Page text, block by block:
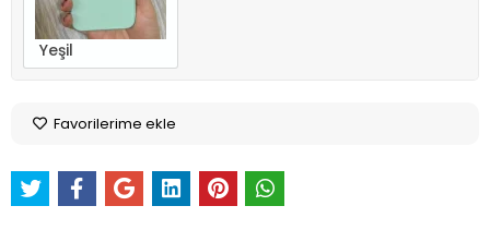
Yeşil
Favorilerime ekle